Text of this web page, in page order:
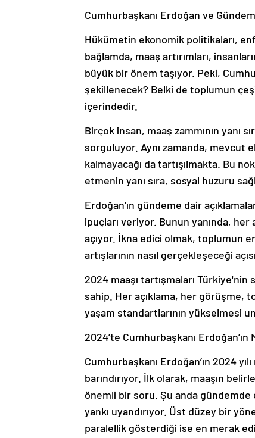
Cumhurbaşkanı Erdoğan ve
Hükümetin ekonomik politikaları,
bağlamda, maaş artırımları,
büyük bir önem taşıyor. Peki,
şekillenecek? Belki de toplumun
içerindedir.
Birçok insan, maaş zammının yanı
sorguluyor. Aynı zamanda, mevcut
kalmayacağı da tartışılmakta. Bu
etmenin yanı sıra, sosyal huzuru
Erdoğan’ın gündeme dair
ipuçları veriyor. Bunun yanında,
açıyor. İkna edici olmak, toplumun
artışlarının nasıl gerçekleşeceği
2024 maaşı tartışmaları
sahip. Her açıklama, her görüşme,
yaşam standartlarının yükselmesi
2024’te Cumhurbaşkanı
Cumhurbaşkanı Erdoğan’ın 2024
barındırıyor. İlk olarak, maaşın
önemli bir soru. Şu anda gündemde
yankı uyandırıyor. Üst düzey bir
paralellik gösterdiği ise en merak